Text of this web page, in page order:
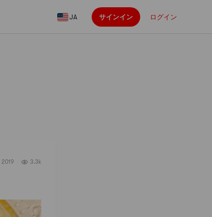
JA サインイン ログイン
3.3k
2019